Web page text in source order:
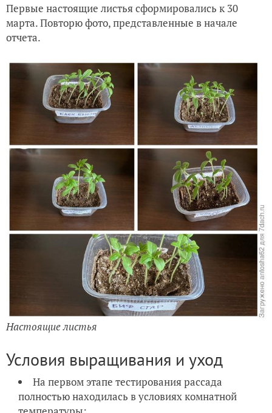
Первые настоящие листья сформировались к 30
марта. Повторю фото, представленные в начале
отчета.
Настоящие листья
Условия выращивания и уход
На первом этапе тестирования рассада
полностью находилась в условиях комнатной